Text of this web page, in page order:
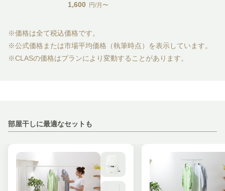
1,600 円/月〜
※価格は全て税込価格です。
※公式価格または市場平均価格（執筆時点）を表示しています。
※CLASの価格はプランにより変動することがあります。
部屋干しに最適なセットも